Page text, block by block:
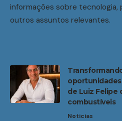
informações sobre tecnologia,
outros assuntos relevantes.
de Luiz Felipe
combustíveis
Noticias